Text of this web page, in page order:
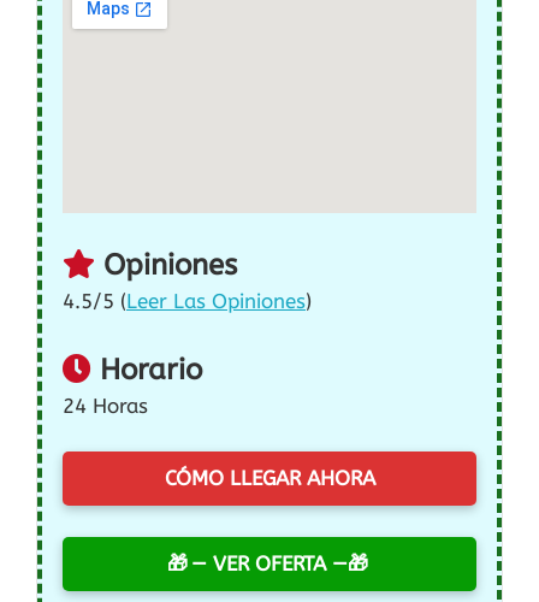
Opiniones
4.5/5 (Leer Las Opiniones)
Horario
24 Horas
CÓMO LLEGAR AHORA
— VER OFERTA —